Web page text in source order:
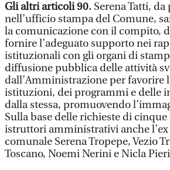
Gli altri articoli 90. Serena Tatti,
nell’ufficio stampa del Comune,
la comunicazione con il compito,
fornire l’adeguato supporto nei
istituzionali con gli organi di
diffusione pubblica delle attività
dall’Amministrazione per favorire
istituzioni, dei programmi e delle
dalla stessa, promuovendo
Sulla base delle richieste di cinque
istruttori amministrativi anche
comunale Serena Tropepe, Vezio
Toscano, Noemi Nerini e Nicla